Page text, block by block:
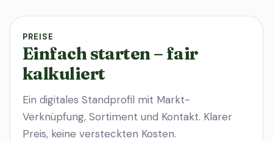
PREISE
Einfach starten – fair
kalkuliert
Ein digitales Standprofil mit Markt-
Verknüpfung, Sortiment und Kontakt. Klarer
Preis, keine versteckten Kosten.